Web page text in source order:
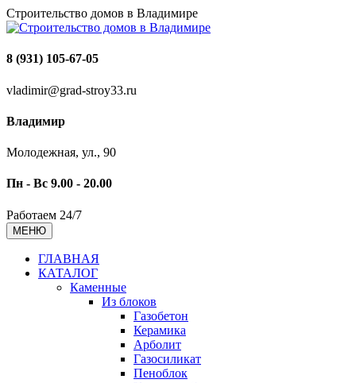
Строительство домов в Владимире
8 (931) 105-67-05
vladimir@grad-stroy33.ru
Владимир
Молодежная, ул., 90
Пн - Вс 9.00 - 20.00
Работаем 24/7
МЕНЮ
ГЛАВНАЯ
КАТАЛОГ
Каменные
Из блоков
Газобетон
Керамика
Арболит
Газосиликат
Пеноблок